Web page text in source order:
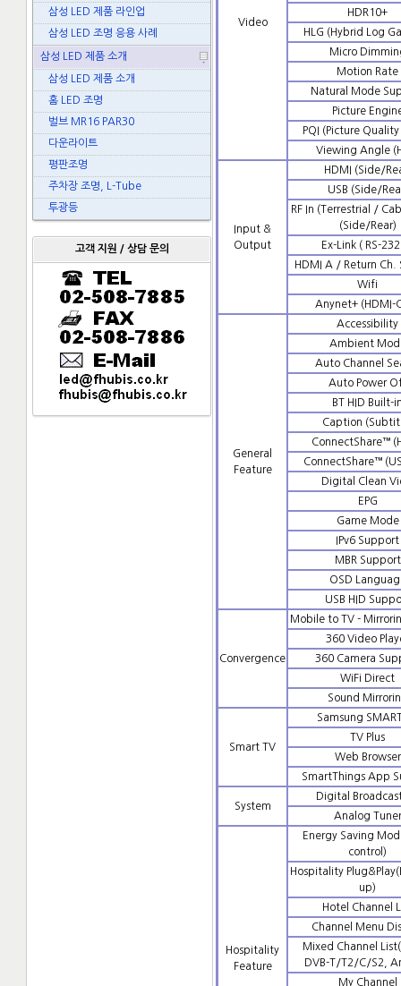
삼성 LED 제품 라인업
삼성 LED 조명 응용 사례
삼성 LED 제품 소개
삼성 LED 제품 소개
홈 LED 조명
벌브 MR16 PAR30
다운라이트
평판조명
주차장 조명, L-Tube
투광등
고객 지원 / 상담 문의
Video
HDR10+
HLG (Hybrid Log
Micro
Motion Rate
Natural Mode
Picture
PQI (Picture
Viewing Angle
Input &
Output
HDMI (Side/
USB (Side/
RF In (Terrestrial /
(Side/Rear)
Ex-Link ( RS-
HDMI A / Return Ch.
Wifi
Anynet+ (HDMI-
General
Feature
Accessibility
Ambient
Auto Channel
Auto Power
BT HID Built-
Caption
ConnectShare™
ConnectShare™
Digital Clean
EPG
Game Mode
IPv6 Support
MBR Support
OSD
USB HID
Convergence
Mobile to TV -
360 Video
360 Camera
WiFi Direct
Sound
Smart TV
Samsung
TV Plus
Web Browser
SmartThings App
System
Digital
Analog Tuner
Hospitality
Feature
Energy Saving
control)
Hospitality
up)
Hotel Channel
Channel Menu
Mixed Channel
DVB-T/T2/C/S2,
My Channel